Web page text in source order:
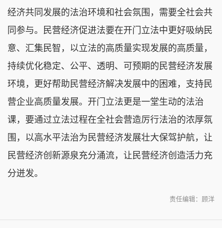
经济共同发展的法治环境和社会氛围，需要全社会共
同参与。民营经济促进法要在开门立法中更好吸纳民
意、汇集民智，以立法的高质量实现发展的高质量，
持续优化稳定、公平、透明、可预期的民营经济发展
环境，更好帮助民营经济解决发展中的困难，支持民
营企业高质量发展。开门立法更是一堂生动的法治
课，要通过立法过程在全社会营造厉行法治的浓厚氛
围，以高水平法治为民营经济发展壮大保驾护航，让
民营经济创新源泉充分涌流，让民营经济创造活力充
分迸发。
责任编辑：顾洋